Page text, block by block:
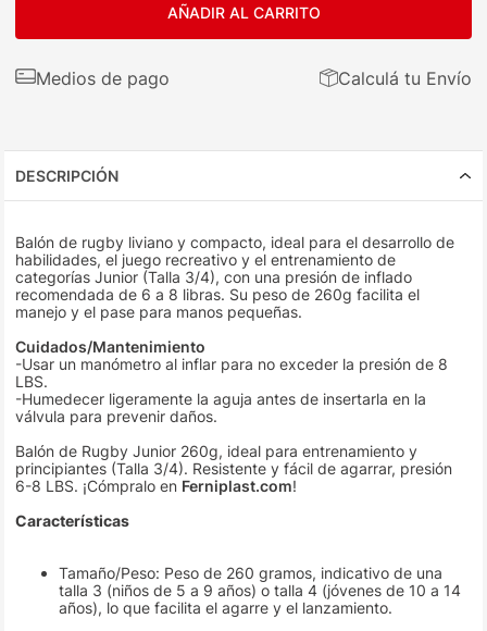
AÑADIR AL CARRITO
Medios de pago Calculá tu Envío
DESCRIPCIÓN
Balón de rugby liviano y compacto, ideal para el desarrollo de
habilidades, el juego recreativo y el entrenamiento de
categorías Junior (Talla 3/4), con una presión de inflado
recomendada de 6 a 8 libras. Su peso de 260g facilita el
manejo y el pase para manos pequeñas.
Cuidados/Mantenimiento
-Usar un manómetro al inflar para no exceder la presión de 8
LBS.
-Humedecer ligeramente la aguja antes de insertarla en la
válvula para prevenir daños.
Balón de Rugby Junior 260g, ideal para entrenamiento y
principiantes (Talla 3/4). Resistente y fácil de agarrar, presión
6-8 LBS. ¡Cómpralo en Ferniplast.com!
Características
Tamaño/Peso: Peso de 260 gramos, indicativo de una
talla 3 (niños de 5 a 9 años) o talla 4 (jóvenes de 10 a 14
años), lo que facilita el agarre y el lanzamiento.